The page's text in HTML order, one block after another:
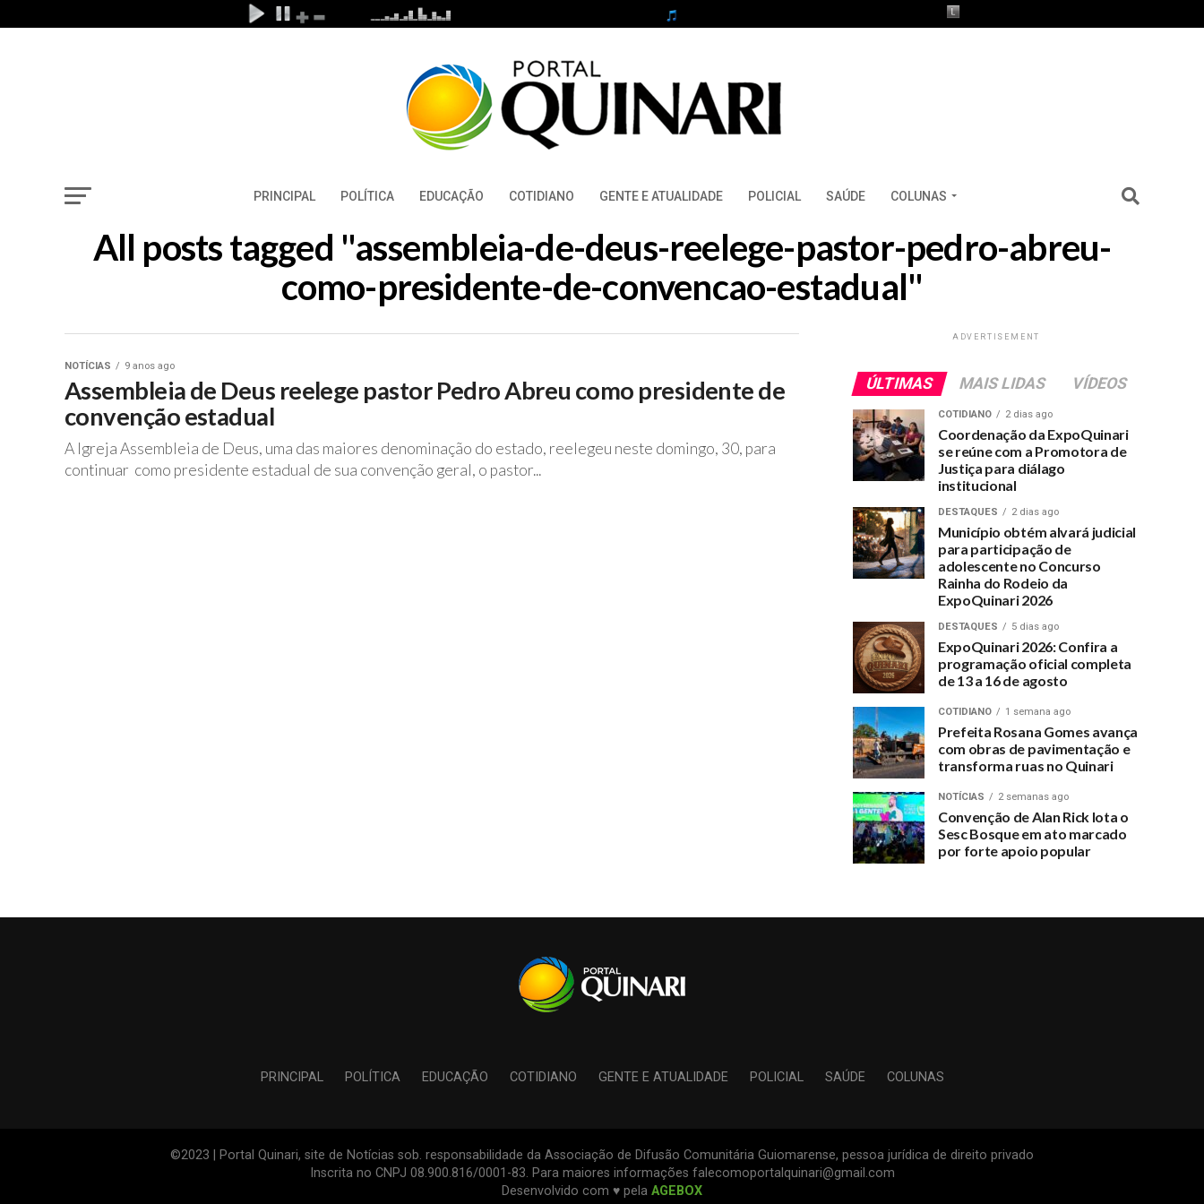
PRINCIPAL POLÍTICA EDUCAÇÃO COTIDIANO GENTE E ATUALIDADE POLICIAL SAÚDE COLUNAS
All posts tagged "assembleia-de-deus-reelege-pastor-pedro-abreu-
como-presidente-de-convencao-estadual"
NOTÍCIAS 9 anos ago
Assembleia de Deus reelege pastor Pedro Abreu como presidente de
convenção estadual
A Igreja Assembleia de Deus, uma das maiores denominação do estado, reelegeu neste domingo, 30, para
continuar como presidente estadual de sua convenção geral, o pastor...
ADVERTISEMENT
ÚLTIMAS MAIS LIDAS VÍDEOS
COTIDIANO 2 dias ago
Coordenação da ExpoQuinari
se reúne com a Promotora de
Justiça para diálago
institucional
DESTAQUES 2 dias ago
Município obtém alvará judicial
para participação de
adolescente no Concurso
Rainha do Rodeio da
ExpoQuinari 2026
DESTAQUES 5 dias ago
ExpoQuinari 2026: Confira a
programação oficial completa
de 13 a 16 de agosto
COTIDIANO 1 semana ago
Prefeita Rosana Gomes avança
com obras de pavimentação e
transforma ruas no Quinari
NOTÍCIAS 2 semanas ago
Convenção de Alan Rick lota o
Sesc Bosque em ato marcado
por forte apoio popular
PRINCIPAL POLÍTICA EDUCAÇÃO COTIDIANO GENTE E ATUALIDADE POLICIAL SAÚDE COLUNAS
©2023 | Portal Quinari, site de Notícias sob. responsabilidade da Associação de Difusão Comunitária Guiomarense, pessoa jurídica de direito privado
Inscrita no CNPJ 08.900.816/0001-83. Para maiores informações falecomoportalquinari@gmail.com
Desenvolvido com ♥ pela AGEBOX